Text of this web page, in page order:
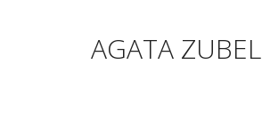
AGATA ZUBEL